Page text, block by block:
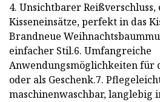
4. Unsichtbarer
Kisseneinsätze, perfekt in das
Brandneue
einfacher Stil.6. Umfangreiche
Anwendungsmöglichkeiten für
oder als Geschenk.7.
maschinenwaschbar, langlebig